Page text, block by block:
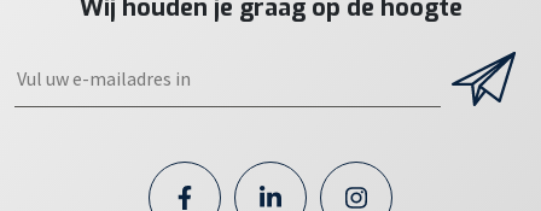
Wij houden je graag op de hoogte